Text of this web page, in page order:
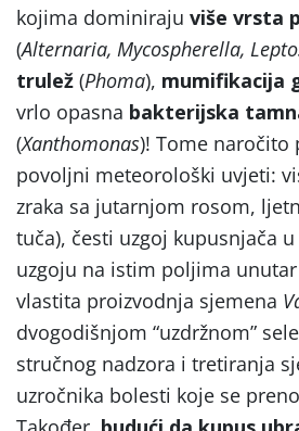
kojima dominiraju više vrsta
(Alternaria, Mycospherella,
trulež (Phoma), mumifikacija
vrlo opasna bakterijska
(Xanthomonas)! Tome naročito
povoljni meteorološki uvjeti:
zraka sa jutarnjom rosom,
tuča), česti uzgoj kupusnjača
uzgoju na istim poljima
vlastita proizvodnja sjemena
dvogodišnjom “uzdržnom”
stručnog nadzora i tretiranja
uzročnika bolesti koje se